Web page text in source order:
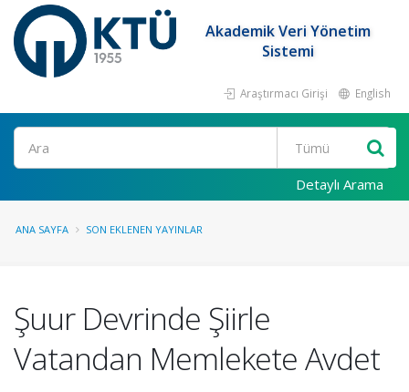
Akademik Veri Yönetim
Sistemi
Araştırmacı Girişi English
Ara
Detaylı Arama
ANA SAYFA SON EKLENEN YAYINLAR
Şuur Devrinde Şiirle
Vatandan Memlekete Avdet